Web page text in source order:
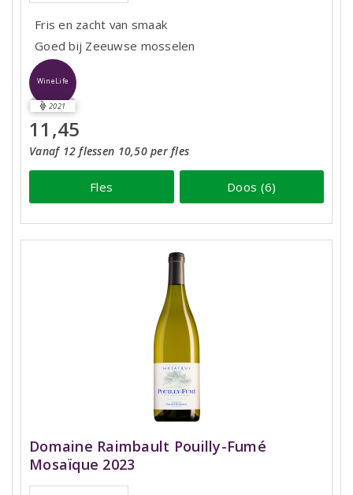
Fris en zacht van smaak
Goed bij Zeeuwse mosselen
WineLife
2021
11,45
Vanaf 12 flessen 10,50 per fles
Fles Doos (6)
Domaine Raimbault Pouilly-Fumé
Mosaïque 2023